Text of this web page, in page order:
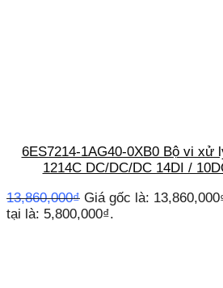
6ES7214-1AG40-0XB0 Bộ vi xử
1214C DC/DC/DC 14DI /
13,860,000₫ Giá gốc là:
tại là: 5,800,000₫.